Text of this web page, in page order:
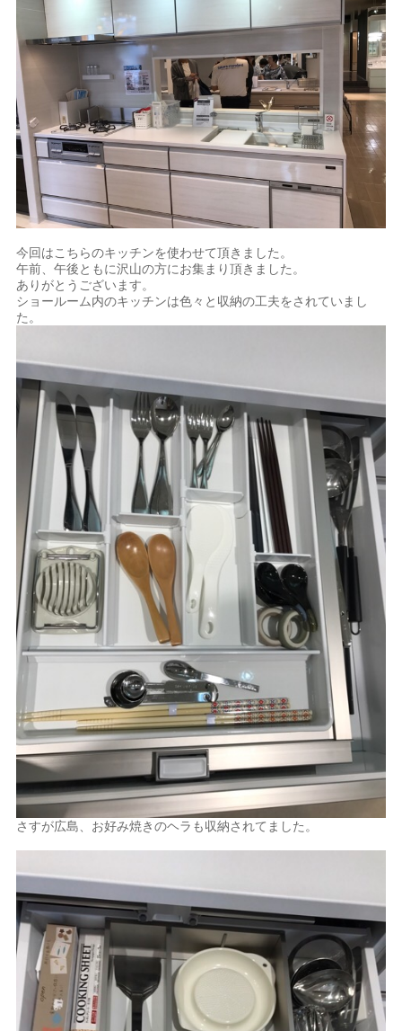
今回はこちらのキッチンを使わせて頂きました。
午前、午後ともに沢山の方にお集まり頂きました。
ありがとうございます。
ショールーム内のキッチンは色々と収納の工夫をされていまし
た。
さすが広島、お好み焼きのヘラも収納されてました。